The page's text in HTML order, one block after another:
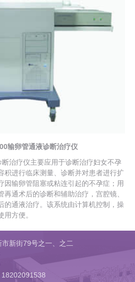
卵管通液诊断治疗仪
疗仪主要应用于诊断治疗妇女不孕
积进行临床测量、诊断并对患者进行扩
因输卵管阻塞或粘连引起的不孕症；用
通术后的诊断和辅助治疗，宫腔镜、
的通液治疗。该系统由计算机控制，操
方便。
新街79号之一、之二